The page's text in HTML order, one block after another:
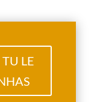
LE